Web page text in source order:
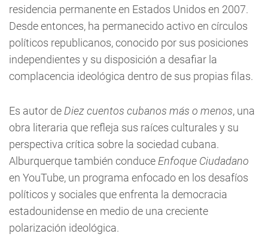
residencia permanente en Estados Unidos en 2007.
Desde entonces, ha permanecido activo en círculos
políticos republicanos, conocido por sus posiciones
independientes y su disposición a desafiar la
complacencia ideológica dentro de sus propias filas.
Es autor de Diez cuentos cubanos más o menos, una
obra literaria que refleja sus raíces culturales y su
perspectiva crítica sobre la sociedad cubana.
Alburquerque también conduce Enfoque Ciudadano
en YouTube, un programa enfocado en los desafíos
políticos y sociales que enfrenta la democracia
estadounidense en medio de una creciente
polarización ideológica.